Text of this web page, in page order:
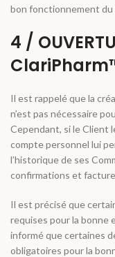
bon fonctionnement du
4 /
Il est rappelé que la
n’est pas nécessaire
Cependant, si le Client
compte personnel lui
l’historique de ses
confirmations et
Il est précisé que
requises pour la bonne
informé que certaines
obligatoires pour la